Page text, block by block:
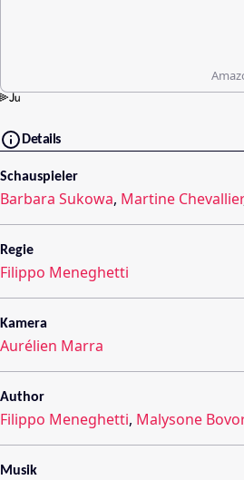
Details
Schauspieler
Barbara Sukowa, Martine Chevallier
Regie
Filippo Meneghetti
Kamera
Aurélien Marra
Author
Filippo Meneghetti, Malysone
Musik